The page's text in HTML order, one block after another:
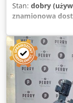
Stan: dobry
znamionowa
Dyspersator
statywie, bez
Dyspersatory
i zawiesin o
wymagania
zakresie średniej
przetwarzania
2910 obr./min /